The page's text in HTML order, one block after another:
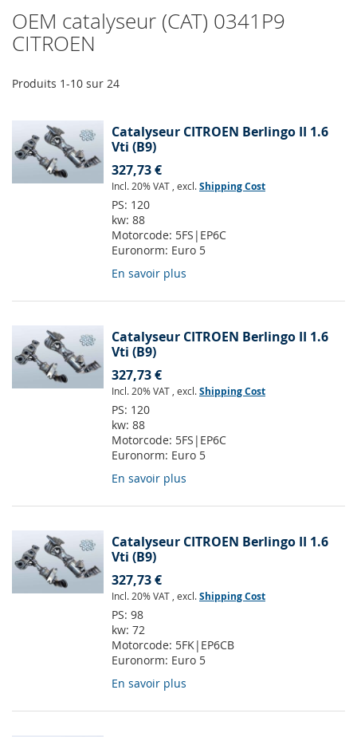
OEM catalyseur (CAT) 0341P9
CITROEN
Produits 1-10 sur 24
Catalyseur CITROEN Berlingo II 1.6
Vti (B9)
327,73 €
Incl. 20% VAT , excl.Shipping Cost
PS: 120
kw: 88
Motorcode: 5FS|EP6C
Euronorm: Euro 5
En savoir plus
Catalyseur CITROEN Berlingo II 1.6
Vti (B9)
327,73 €
Incl. 20% VAT , excl.Shipping Cost
PS: 120
kw: 88
Motorcode: 5FS|EP6C
Euronorm: Euro 5
En savoir plus
Catalyseur CITROEN Berlingo II 1.6
Vti (B9)
327,73 €
Incl. 20% VAT , excl.Shipping Cost
PS: 98
kw: 72
Motorcode: 5FK|EP6CB
Euronorm: Euro 5
En savoir plus